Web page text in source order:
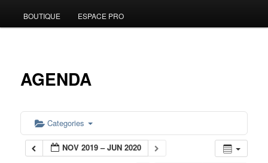
to
content
BOUTIQUE ESPACE PRO
AGENDA
Categories
NOV 2019 – JUN 2020